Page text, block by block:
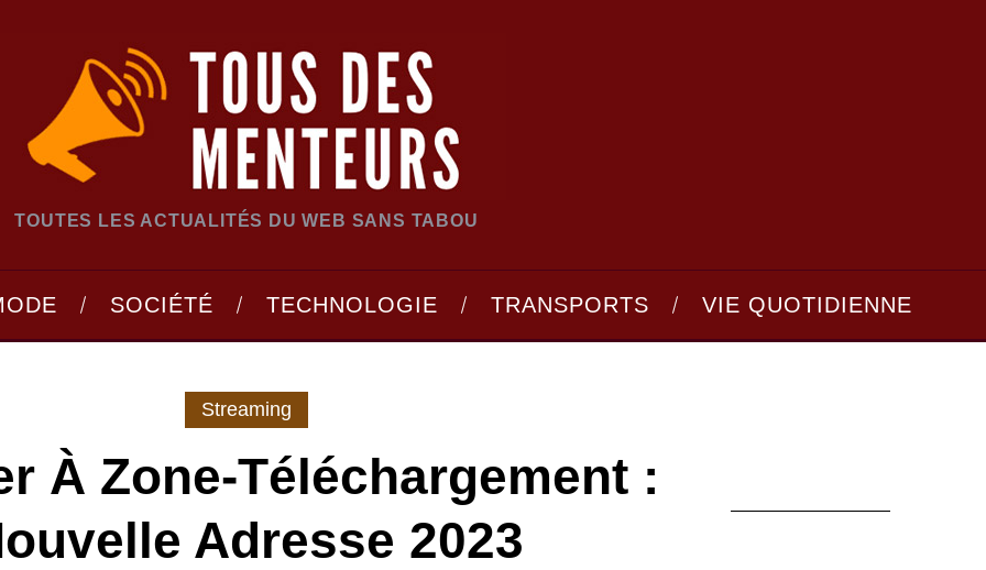
TOUTES LES ACTUALITÉS DU WEB SANS TABOU
SOCIÉTÉ TECHNOLOGIE TRANSPORTS VIE QUOTIDIENNE
Streaming
À Zone-Téléchargement :
Adresse 2023